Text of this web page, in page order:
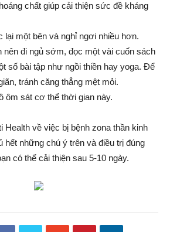
chất giúp cải thiện sức đề kháng
lại một bên và nghỉ ngơi nhiều hơn.
nên đi ngủ sớm, đọc một vài cuốn sách
số bài tập như ngồi thiền hay yoga. Để
tránh căng thẳng mệt mỏi.
ôm sát cơ thể thời gian này.
Health về việc bị bệnh zona thần kinh
hết những chú ý trên và điều trị đúng
có thể cải thiện sau 5-10 ngày.